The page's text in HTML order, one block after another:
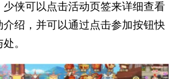
少侠可以点击活动页签来详细查看
介绍，并可以通过点击参加按钮快
。